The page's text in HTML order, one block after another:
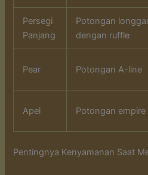
Persegi
Panjang
Potongan
dengan ruffle
Pear Potongan A-line
Apel Potongan empire
Pentingnya Kenyamanan Saat